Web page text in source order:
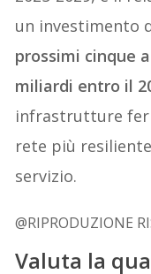
un investimento
prossimi cinque
miliardi entro il
infrastrutture
rete più
servizio.
@RIPRODUZIONE
Valuta la